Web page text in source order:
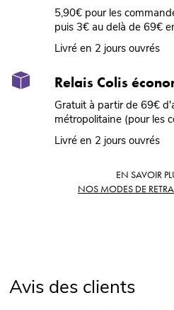
5,90€ pour les
puis 3€ au delà de 69€
Livré en 2 jours ouvrés
Relais Colis
Gratuit à partir de 69€
métropolitaine (pour les
Livré en 2 jours ouvrés
EN SAVOIR
NOS MODES DE
Avis des clients